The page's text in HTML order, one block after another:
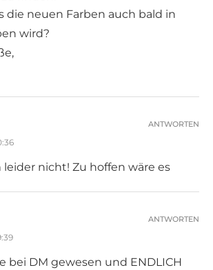
die neuen Farben auch bald in
wird?
leider nicht! Zu hoffen wäre es
ANTWORTEN
bei DM gewesen und ENDLICH
ANTWORTEN